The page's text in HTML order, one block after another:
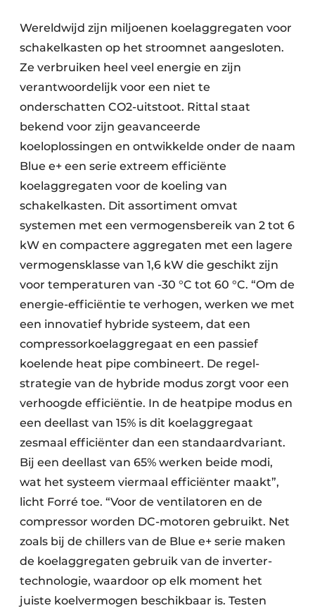
Wereldwijd zijn miljoenen koelaggregaten voor
schakelkasten op het stroomnet aangesloten.
Ze verbruiken heel veel energie en zijn
verantwoordelijk voor een niet te
onderschatten CO2-uitstoot. Rittal staat
bekend voor zijn geavanceerde
koeloplossingen en ontwikkelde onder de naam
Blue e+ een serie extreem efficiënte
koelaggregaten voor de koeling van
schakelkasten. Dit assortiment omvat
systemen met een vermogensbereik van 2 tot 6
kW en compactere aggregaten met een lagere
vermogensklasse van 1,6 kW die geschikt zijn
voor temperaturen van -30 °C tot 60 °C. “Om de
energie-efficiëntie te verhogen, werken we met
een innovatief hybride systeem, dat een
compressorkoelaggregaat en een passief
koelende heat pipe combineert. De regel­
strategie van de hybride modus zorgt voor een
verhoogde efficiëntie. In de heatpipe modus en
een deellast van 15% is dit koelaggregaat
zesmaal efficiënter dan een standaardvariant.
Bij een deellast van 65% werken beide modi,
wat het systeem viermaal efficiënter maakt”,
licht Forré toe. “Voor de ventilatoren en de
compressor worden DC-motoren gebruikt. Net
zoals bij de chillers van de Blue e+ serie maken
de koelaggregaten gebruik van de inverter­
technologie, waardoor op elk moment het
juiste koelvermogen beschikbaar is. Testen